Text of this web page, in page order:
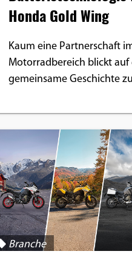
Honda Gold Wing
Kaum eine Partnerschaft
Motorradbereich blickt auf
gemeinsame Geschichte
Branche
Videoplattformen und
von diesen externen
gesetzt.